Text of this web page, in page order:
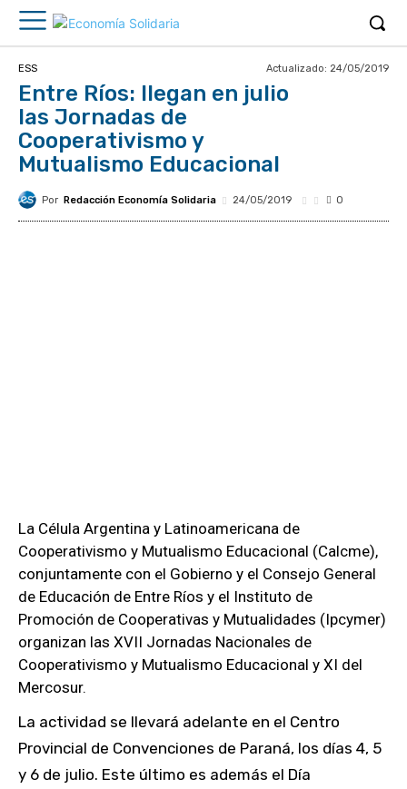
ESS Actualizado: 24/05/2019
Entre Ríos: llegan en julio
las Jornadas de
Cooperativismo y
Mutualismo Educacional
Por Redacción Economía Solidaria 24/05/2019 0
La Célula Argentina y Latinoamericana de
Cooperativismo y Mutualismo Educacional (Calcme),
conjuntamente con el Gobierno y el Consejo General
de Educación de Entre Ríos y el Instituto de
Promoción de Cooperativas y Mutualidades (Ipcymer)
organizan las XVII Jornadas Nacionales de
Cooperativismo y Mutualismo Educacional y XI del
Mercosur.
La actividad se llevará adelante en el Centro
Provincial de Convenciones de Paraná, los días 4, 5
y 6 de julio. Este último es además el Día